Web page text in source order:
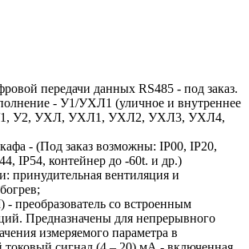
передачи данных RS485 - под заказ.
- У1/УХЛ1 (уличное и внутреннее
У2, УХЛ, УХЛ1, УХЛ2, УХЛ3, УХЛ4,
- (Под заказ возможны: IP00, IP20,
IP54, контейнер до -60t. и др.)
принудительная вентиляция и
со встроенным
Предназначены для непрерывного
измеряемого параметра в